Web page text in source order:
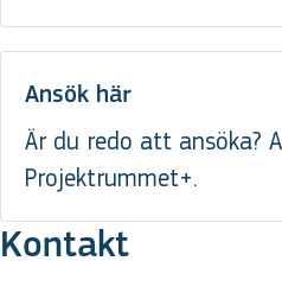
Ansök här
Är du redo att ansöka?
Projektrummet+.
Kontakt